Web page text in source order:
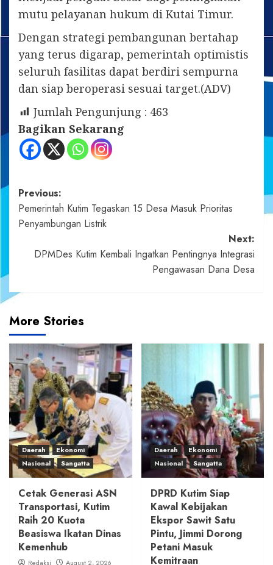
mutu pelayanan hukum di Kutai Timur.
Dengan strategi pembangunan bertahap
yang terus digarap, pemerintah optimistis
seluruh fasilitas dapat berdiri sempurna
dan siap beroperasi sesuai target.(ADV)
Jumlah Pengunjung : 463
Bagikan Sekarang
Post
navigation
Previous:
Pemerintah Kutim Tegaskan 15 Desa Masuk Prioritas
Penyambungan Listrik
Next:
DPMDes Kutim Kembali Ingatkan Pentingnya Integrasi
Pengawasan Dana Desa
More Stories
Daerah
Ekonomi
Nasional
Sangatta
Cetak Generasi ASN
Transportasi, Kutim
Raih 20 Kuota
Beasiswa Ikatan Dinas
Kemenhub
Redaksi
August 2, 2026
Daerah
Ekonomi
Nasional
Sangatta
DPRD Kutim Siap
Kawal Kebijakan
Ekspor Sawit Satu
Pintu, Jimmi Dorong
Petani Masuk
Kemitraan